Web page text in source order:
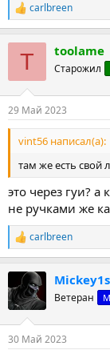
Р
е
carlbreen
T toolame
Старожил
29 Май 2023
vint56 написал(а):
там же есть свой
это через гуи?
не ручками же
Р
е
ц
и
carlbreen
Mickey1s
Ветеран
30 Май 2023